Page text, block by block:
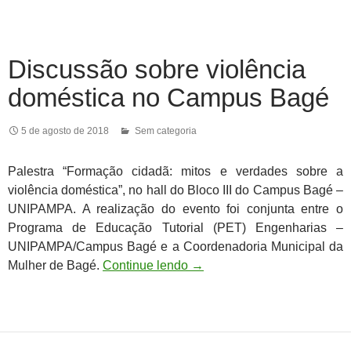
Discussão sobre violência
doméstica no Campus Bagé
5 de agosto de 2018 Sem categoria
Palestra “Formação cidadã: mitos e verdades sobre a
violência doméstica”, no hall do Bloco III do Campus Bagé –
UNIPAMPA. A realização do evento foi conjunta entre o
Programa de Educação Tutorial (PET) Engenharias –
UNIPAMPA/Campus Bagé e a Coordenadoria Municipal da
Mulher de Bagé. Continue lendo →